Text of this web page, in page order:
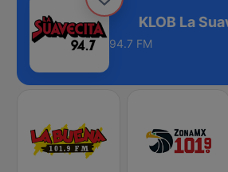
94.7 FM
94.7 FM